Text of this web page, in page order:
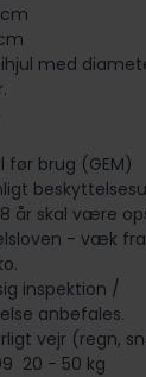
med
før brug (GEM)
år skal være
- væk fra
inspektion /
anbefales.
vejr (regn,
20 - 50 kg